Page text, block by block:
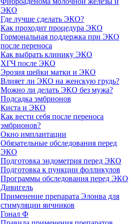
ЭКО
Где лучше сделать ЭКО?
Как проходит процедура ЭКО
Гормональная поддержка при ЭКО
после переноса
Как выбрать клинику ЭКО
ХГЧ после ЭКО
Эрозия шейки матки и ЭКО
Влияет ли ЭКО на женскую грудь?
Можно ли делать ЭКО без мужа?
Подсадка эмбрионов
Киста и ЭКО
Как вести себя после переноса
эмбрионов?
Окно имплантации
Обязательные обследования перед
ЭКО
Подготовка эндометрия перед ЭКО
Подготовка к пункции фолликулов
Программы обследования перед ЭКО
Дивигель
Применение препарата Элонва для
стимуляции яичников
Гонал Ф